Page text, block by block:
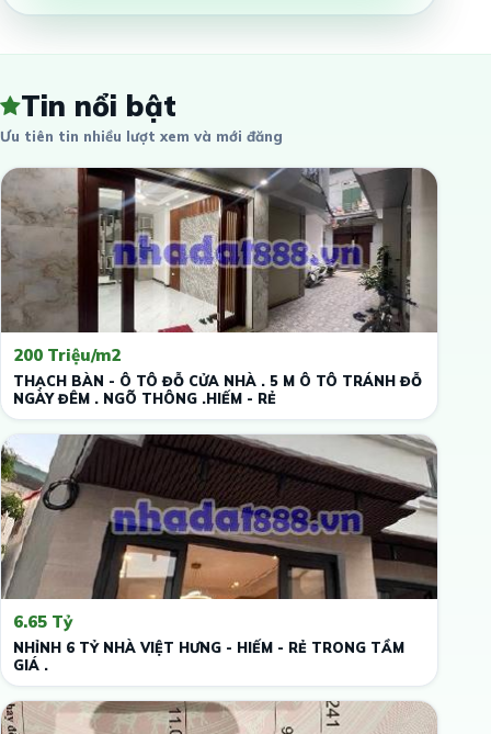
Tin nổi bật
Ưu tiên tin nhiều lượt xem và mới đăng
200 Triệu/m2
THẠCH BÀN - Ô TÔ ĐỖ CỬA NHÀ . 5 M Ô TÔ TRÁNH ĐỖ
NGÀY ĐÊM . NGÕ THÔNG .HIẾM - RẺ
6.65 Tỷ
NHỈNH 6 TỶ NHÀ VIỆT HƯNG - HIẾM - RẺ TRONG TẦM
GIÁ .